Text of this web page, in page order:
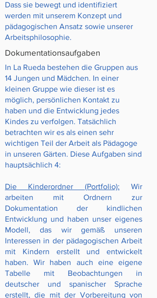
Dass sie bewegt und identifiziert
werden mit unserem Konzept und
pädagogischen Ansatz sowie unserer
Arbeitsphilosophie.
Dokumentationsaufgaben
In La Rueda bestehen die Gruppen aus
14 Jungen und Mädchen. In einer
kleinen Gruppe wie dieser ist es
möglich, persönlichen Kontakt zu
haben und die Entwicklung jedes
Kindes zu verfolgen. Tatsächlich
betrachten wir es als einen sehr
wichtigen Teil der Arbeit als Pädagoge
in unseren Gärten. Diese Aufgaben sind
hauptsächlich 4:
Die Kinderordner (Portfolio): Wir
arbeiten mit Ordnern zur
Dokumentation der kindlichen
Entwicklung und haben unser eigenes
Modell, das wir gemäß unseren
Interessen in der pädagogischen Arbeit
mit Kindern erstellt und entwickelt
haben. Wir haben auch eine eigene
Tabelle mit Beobachtungen in
deutscher und spanischer Sprache
erstellt, die mit der Vorbereitung von